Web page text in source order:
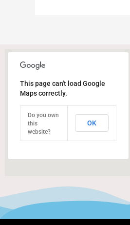
This page can't load Google
Maps correctly.
Do you own
this
website?
OK